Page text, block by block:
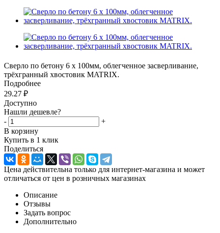
Сверло по бетону 6 х 100мм, облегченное засверливание,
трёхгранный хвостовик MATRIX.
Подробнее
29.27 ₽
Доступно
Нашли дешевле?
-
+
В корзину
Купить в 1 клик
Поделиться
Цена действительна только для интернет-магазина и может
отличаться от цен в розничных магазинах
Описание
Отзывы
Задать вопрос
Дополнительно